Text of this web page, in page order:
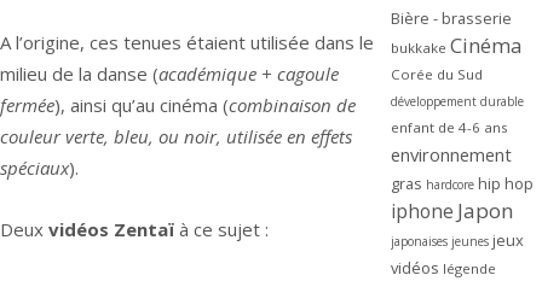
A l’origine, ces tenues étaient utilisée dans le
milieu de la danse (académique + cagoule
fermée), ainsi qu’au cinéma (combinaison de
couleur verte, bleu, ou noir, utilisée en effets
spéciaux).
Deux vidéos Zentaï à ce sujet :
Bière - brasserie
bukkake Cinéma
Corée du Sud
développement durable
enfant de 4-6 ans
environnement
gras hardcore hip hop
iphone Japon
japonaises jeunes jeux
vidéos légende